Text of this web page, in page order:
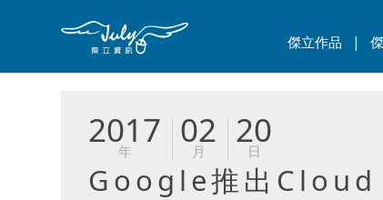
傑立作品 |
2017
年 02
月 20
日
Google推出Cloud